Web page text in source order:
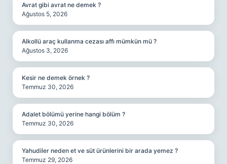
Avrat gibi avrat ne demek ?
Ağustos 5, 2026
Alkollü araç kullanma cezası affı mümkün mü ?
Ağustos 3, 2026
Kesir ne demek örnek ?
Temmuz 30, 2026
Adalet bölümü yerine hangi bölüm ?
Temmuz 30, 2026
Yahudiler neden et ve süt ürünlerini bir arada yemez ?
Temmuz 29, 2026